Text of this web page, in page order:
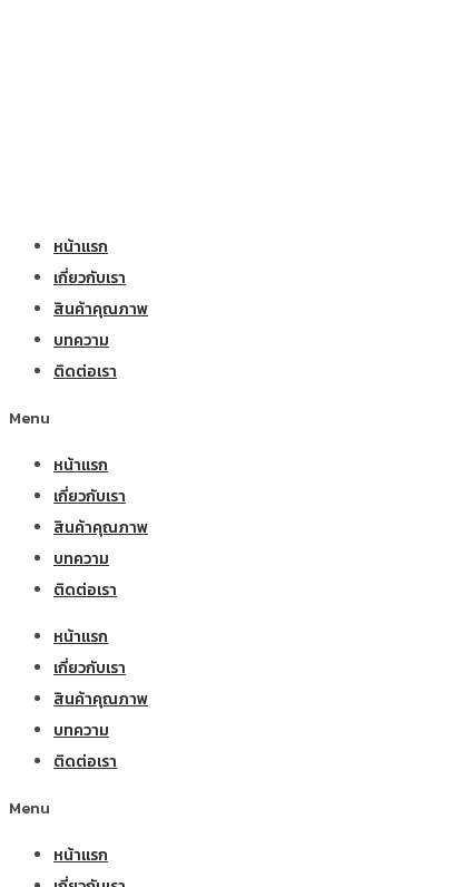
หน้าแรก
เกี่ยวกับเรา
สินค้าคุณภาพ
บทความ
ติดต่อเรา
Menu
หน้าแรก
เกี่ยวกับเรา
สินค้าคุณภาพ
บทความ
ติดต่อเรา
หน้าแรก
เกี่ยวกับเรา
สินค้าคุณภาพ
บทความ
ติดต่อเรา
Menu
หน้าแรก